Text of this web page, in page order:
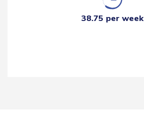
38.75 per week